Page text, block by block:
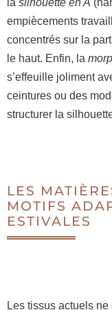
la silhouette en A
empiècements
concentrés sur la
le haut. Enfin, la
s’effeuille joliment
ceintures ou des
structurer la
LES
MOTIFS
ESTIVALES
Les tissus actuels